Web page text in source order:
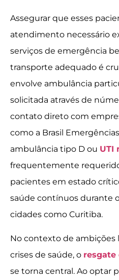
Assegurar que esses
atendimento necessário
serviços de emergência
transporte adequado é
envolve ambulância
solicitada através de
contato direto com
como a Brasil
ambulância tipo D ou UTI
frequentemente
pacientes em estado
saúde contínuos durante
cidades como Curitiba.
No contexto de ambições
crises de saúde, o resgate
se torna central. Ao optar